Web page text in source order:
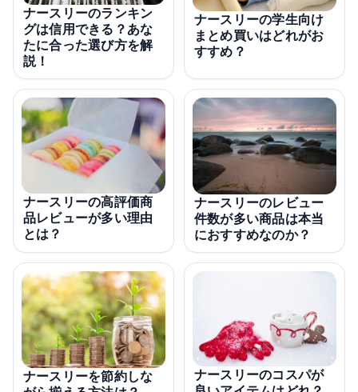
ナースリーのランキン
グは信用できる？あな
たに合った選び方を解
説！
ナースリーの学生向け
まとめ買いはどれがお
すすめ？
ナースリーの高評価商
品レビューが多い理由
とは？
ナースリーのレビュー
件数が多い商品は本当
におすすめなのか？
ナースリーを節約しな
ナースリーのコスパが